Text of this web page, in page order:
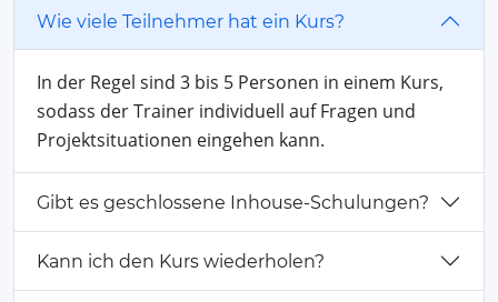
Wie viele Teilnehmer hat ein Kurs?
In der Regel sind 3 bis 5 Personen in einem Kurs,
sodass der Trainer individuell auf Fragen und
Projektsituationen eingehen kann.
Gibt es geschlossene Inhouse-Schulungen?
Kann ich den Kurs wiederholen?